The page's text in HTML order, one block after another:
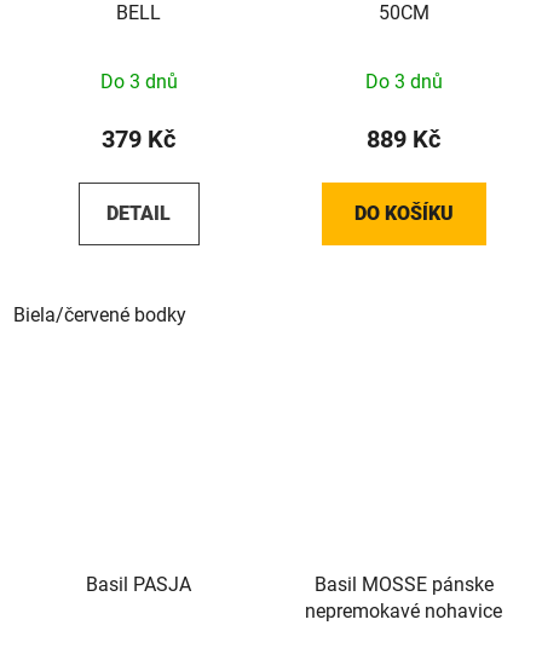
BELL
Do 3 dnů
379 Kč
DETAIL
Biela/červené bodky
50CM
Do 3 dnů
889 Kč
DO KOŠÍKU
Basil PASJA
Basil MOSSE pánske
nepremokavé nohavice